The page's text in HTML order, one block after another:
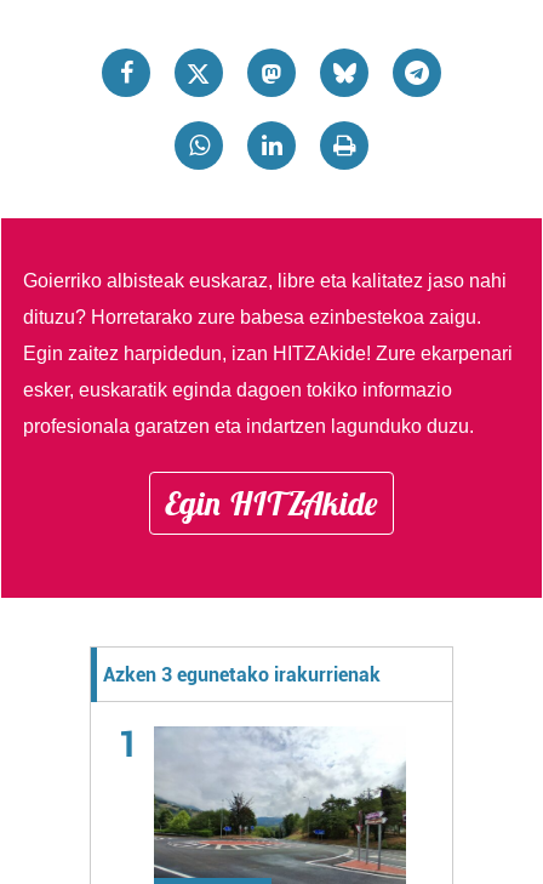
Goierriko albisteak euskaraz, libre eta kalitatez jaso nahi
dituzu? Horretarako zure babesa ezinbestekoa zaigu.
Egin zaitez harpidedun, izan HITZAkide!Zure ekarpenari
esker, euskaratik eginda dagoen tokiko informazio
profesionala garatzen eta indartzen lagunduko duzu.
Egin HITZAkide
Azken 3 egunetako irakurrienak
1